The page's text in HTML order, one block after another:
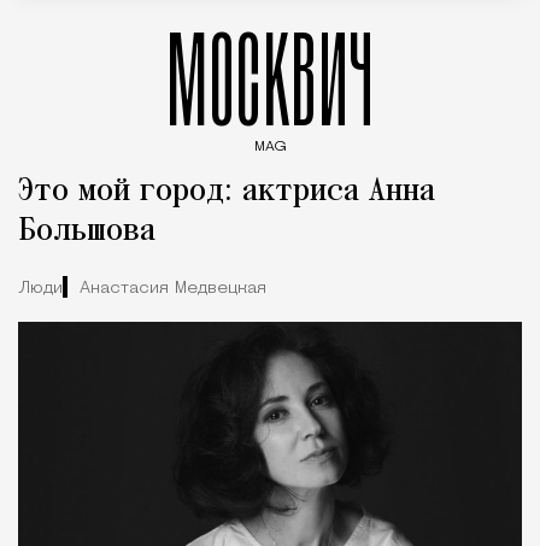
МОСКВИЧ
MAG
Это мой город: актриса Анна
Большова
Люди Анастасия Медвецкая